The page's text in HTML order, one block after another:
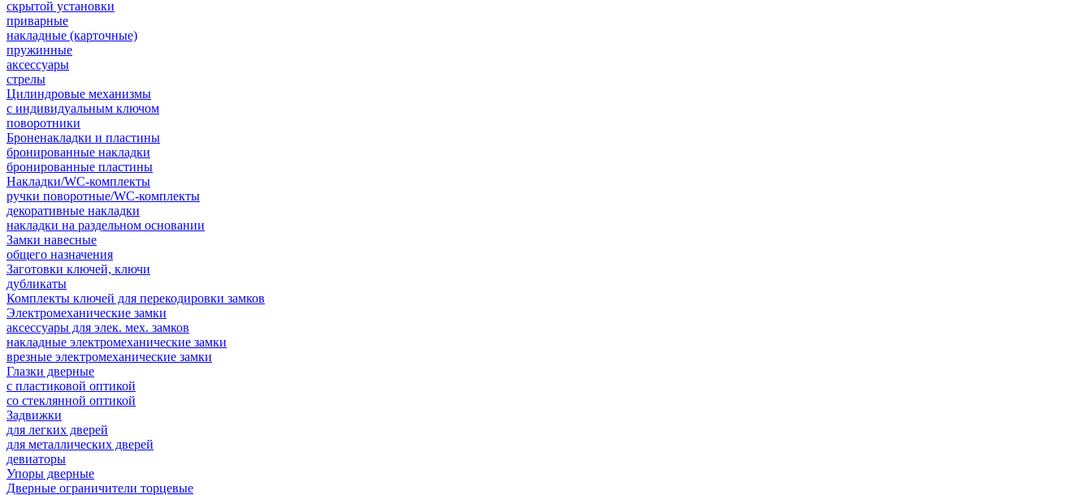
скрытой установки
приварные
накладные (карточные)
пружинные
аксессуары
стрелы
Цилиндровые механизмы
с индивидуальным ключом
поворотники
Броненакладки и пластины
бронированные накладки
бронированные пластины
Накладки/WC-комплекты
ручки поворотные/WC-комплекты
декоративные накладки
накладки на раздельном основании
Замки навесные
общего назначения
Заготовки ключей, ключи
дубликаты
Комплекты ключей для перекодировки замков
Электромеханические замки
аксессуары для элек. мех. замков
накладные электромеханические замки
врезные электромеханические замки
Глазки дверные
с пластиковой оптикой
со стеклянной оптикой
Задвижки
для легких дверей
для металлических дверей
девиаторы
Упоры дверные
Дверные ограничители торцевые